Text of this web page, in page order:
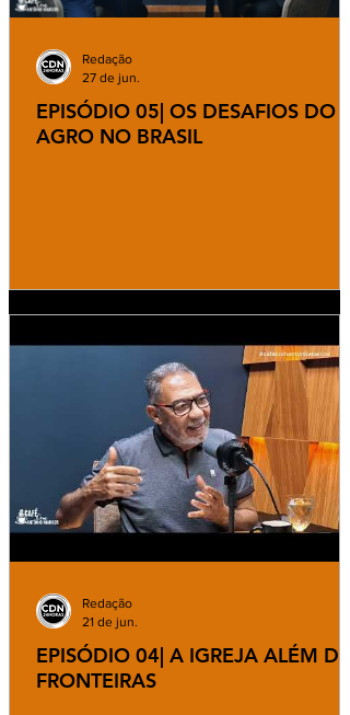
EPISÓDIO 05| OS DESAFIOS DO
AGRO NO BRASIL
Redação
27 de jun.
EPISÓDIO 04| A IGREJA ALÉM
FRONTEIRAS
Redação
21 de jun.